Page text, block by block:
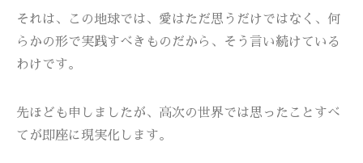
それは、この地球では、愛はただ思うだけではなく、何
らかの形で実践すべきものだから、そう言い続けている
わけです。
先ほども申しましたが、高次の世界では思ったことすべ
てが即座に現実化します。